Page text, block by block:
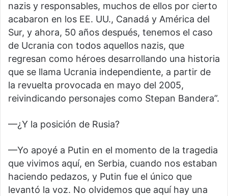
nazis y responsables, muchos de ellos por cierto
acabaron en los EE. UU., Canadá y América del
Sur, y ahora, 50 años después, tenemos el caso
de Ucrania con todos aquellos nazis, que
regresan como héroes desarrollando una historia
que se llama Ucrania independiente, a partir de
la revuelta provocada en mayo del 2005,
reivindicando personajes como Stepan Bandera”.
—¿Y la posición de Rusia?
—Yo apoyé a Putin en el momento de la tragedia
que vivimos aquí, en Serbia, cuando nos estaban
haciendo pedazos, y Putin fue el único que
levantó la voz. No olvidemos que aquí hay una